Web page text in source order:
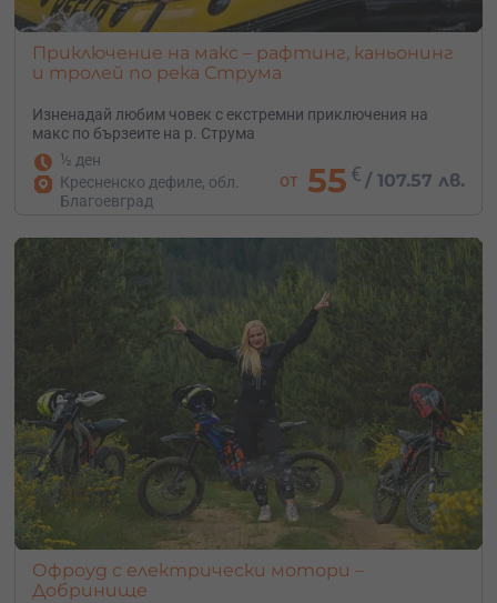
Приключение на макс – рафтинг, каньонинг
и тролей по река Струма
Изненадай любим човек с екстремни приключения на
макс по бързеите на р. Струма
½ ден
Кресненско дефиле, обл.
Благоевград
от 55 € /107.57 лв.
Офроуд с електрически мотори –
Добринище